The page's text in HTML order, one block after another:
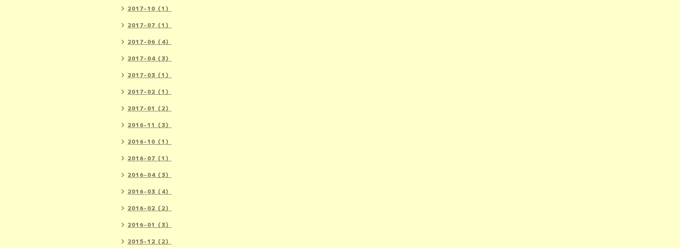
2017-10（1）
2017-07（1）
2017-06（4）
2017-04（3）
2017-03（1）
2017-02（1）
2017-01（2）
2016-11（3）
2016-10（1）
2016-07（1）
2016-04（3）
2016-03（4）
2016-02（2）
2016-01（3）
2015-12（2）